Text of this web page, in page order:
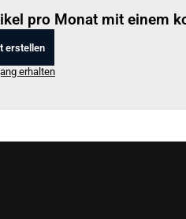
pro Monat mit einem
erstellen
erhalten